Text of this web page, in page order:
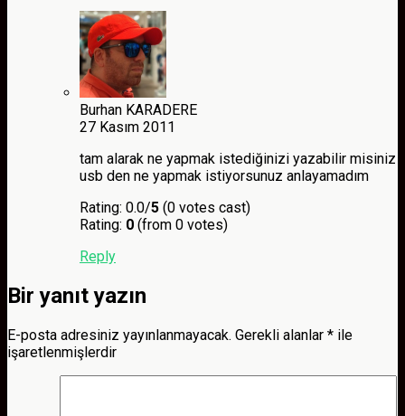
Burhan KARADERE
27 Kasım 2011
tam alarak ne yapmak istediğinizi yazabilir misiniz
usb den ne yapmak istiyorsunuz anlayamadım
Rating: 0.0/5 (0 votes cast)
Rating: 0 (from 0 votes)
Reply
Bir yanıt yazın
E-posta adresiniz yayınlanmayacak. Gerekli alanlar * ile
işaretlenmişlerdir